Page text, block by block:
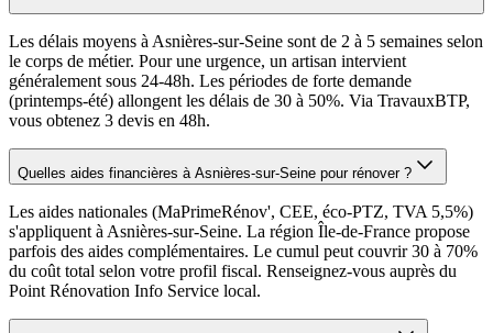
Les délais moyens à Asnières-sur-Seine sont de 2 à 5 semaines selon
le corps de métier. Pour une urgence, un artisan intervient
généralement sous 24-48h. Les périodes de forte demande
(printemps-été) allongent les délais de 30 à 50%. Via TravauxBTP,
vous obtenez 3 devis en 48h.
Quelles aides financières à Asnières-sur-Seine pour rénover ?
Les aides nationales (MaPrimeRénov', CEE, éco-PTZ, TVA 5,5%)
s'appliquent à Asnières-sur-Seine. La région Île-de-France propose
parfois des aides complémentaires. Le cumul peut couvrir 30 à 70%
du coût total selon votre profil fiscal. Renseignez-vous auprès du
Point Rénovation Info Service local.